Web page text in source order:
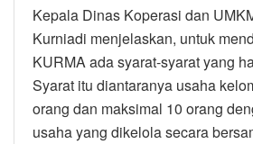
Kepala Dinas Koperasi dan
Kurniadi menjelaskan, untuk
KURMA ada syarat-syarat yang
Syarat itu diantaranya usaha
orang dan maksimal 10 orang
usaha yang dikelola secara